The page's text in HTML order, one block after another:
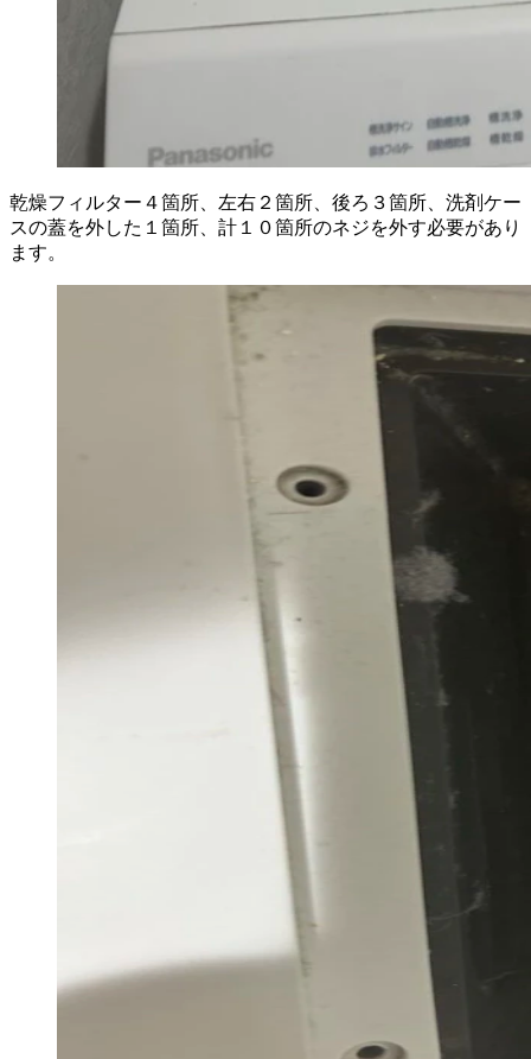
乾燥フィルター４箇所、左右２箇所、後ろ３箇所、洗剤ケー
スの蓋を外した１箇所、計１０箇所のネジを外す必要があり
ます。